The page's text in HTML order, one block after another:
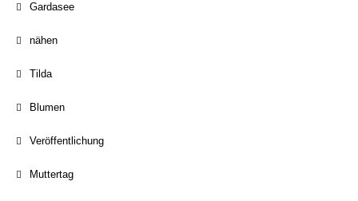
Gardasee
nähen
Tilda
Blumen
Veröffentlichung
Muttertag